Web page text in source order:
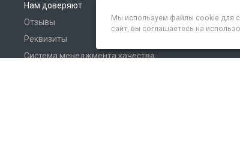
Нам доверяют
Отзывы
Реквизиты
Система менеджмента качества
Мы используем файлы cookie для
сайт, вы соглашаетесь на